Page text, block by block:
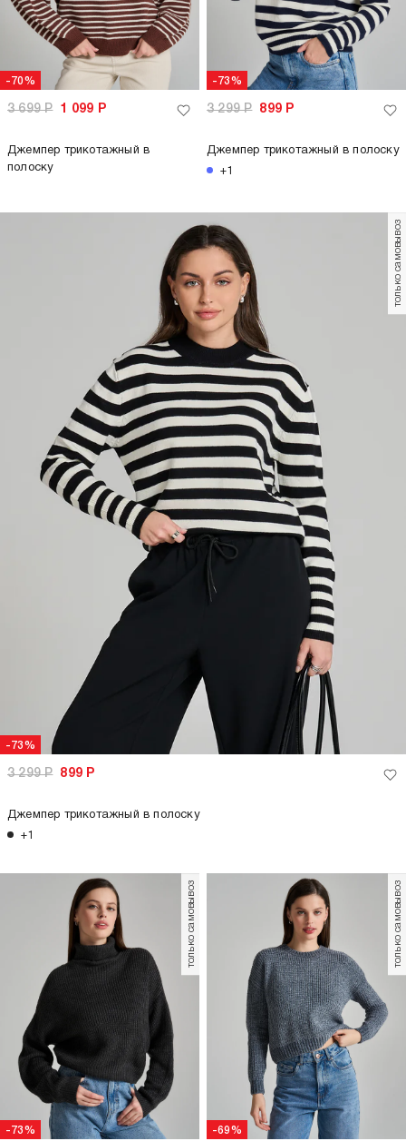
-70%
3 699Р 1 099 Р
Джемпер трикотажный в
полоску
-73%
3 299Р 899 Р
Джемпер трикотажный в полоску
+1
-73%
только самовывоз
3 299Р 899 Р
Джемпер трикотажный в полоску
+1
-73%
только самовывоз
-69%
только самовывоз